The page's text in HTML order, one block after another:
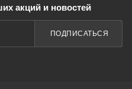
акций и новостей
ПОДПИСАТЬСЯ